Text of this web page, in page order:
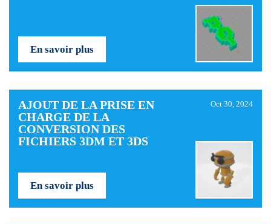
En savoir plus
AJOUT DE LA PRISE EN
CHARGE DE LA
CONVERSION DES
FICHIERS 3DM ET 3DS
Oct 30, 2024
En savoir plus